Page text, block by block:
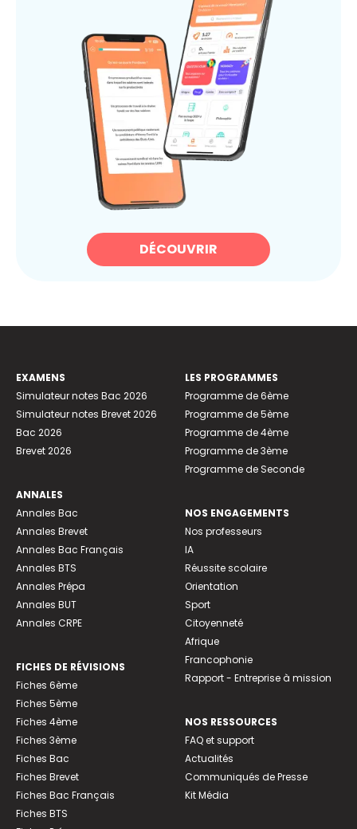
DÉCOUVRIR
EXAMENS
Simulateur notes Bac 2026
Simulateur notes Brevet 2026
Bac 2026
Brevet 2026
ANNALES
Annales Bac
Annales Brevet
Annales Bac Français
Annales BTS
Annales Prépa
Annales BUT
Annales CRPE
FICHES DE RÉVISIONS
Fiches 6ème
Fiches 5ème
Fiches 4ème
Fiches 3ème
Fiches Bac
Fiches Brevet
Fiches Bac Français
Fiches BTS
LES PROGRAMMES
Programme de 6ème
Programme de 5ème
Programme de 4ème
Programme de 3ème
Programme de Seconde
NOS ENGAGEMENTS
Nos professeurs
IA
Réussite scolaire
Orientation
Sport
Citoyenneté
Afrique
Francophonie
Rapport - Entreprise à mission
NOS RESSOURCES
FAQ et support
Actualités
Communiqués de Presse
Kit Média